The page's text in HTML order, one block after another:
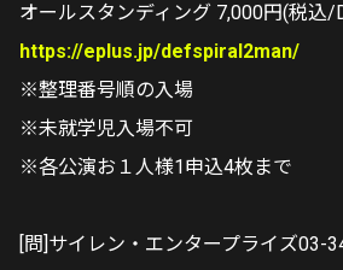
オールスタンディング 7,000円(税込/
https://eplus.jp/defspiral2man/
※整理番号順の入場
※未就学児入場不可
※各公演お１人様1申込4枚まで
[問]サイレン・エンタープライズ03-